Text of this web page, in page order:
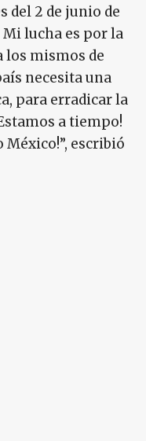
del 2 de junio de
Mi lucha es por la
los mismos de
necesita una
para erradicar la
a tiempo!
México!”, escribió